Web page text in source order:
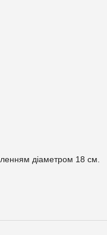
діаметром 18 см.